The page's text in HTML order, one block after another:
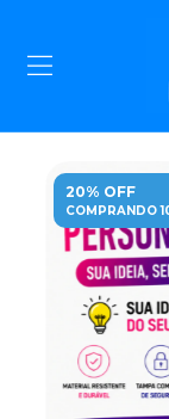
20% OFF
COMPRANDO